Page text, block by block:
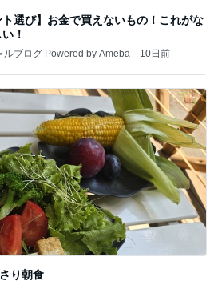
ト選び】お金で買えないもの！これがな
！
ルブログ Powered by Ameba 10日前
り朝食